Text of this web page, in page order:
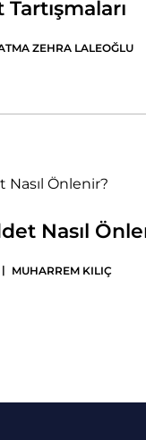
ZEHRA LALEOĞLU
Nasıl
| MUHARREM KILIÇ